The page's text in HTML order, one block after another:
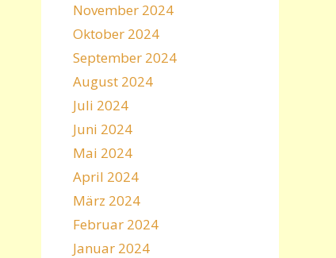
November 2024
Oktober 2024
September 2024
August 2024
Juli 2024
Juni 2024
Mai 2024
April 2024
März 2024
Februar 2024
Januar 2024